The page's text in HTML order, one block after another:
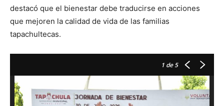
destacó que el bienestar debe traducirse en acciones
que mejoren la calidad de vida de las familias
tapachultecas.
1 de 5